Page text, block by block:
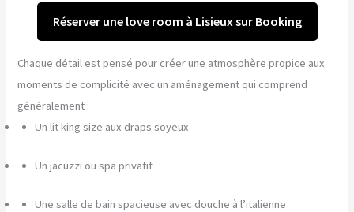
Réserver une love room à Lisieux sur Booking
Chaque détail est pensé pour créer une atmosphère propice aux
moments de complicité avec un aménagement qui comprend
généralement :
Un lit king size aux draps soyeux
Un jacuzzi ou spa privatif
Une salle de bain spacieuse avec douche à l’italienne